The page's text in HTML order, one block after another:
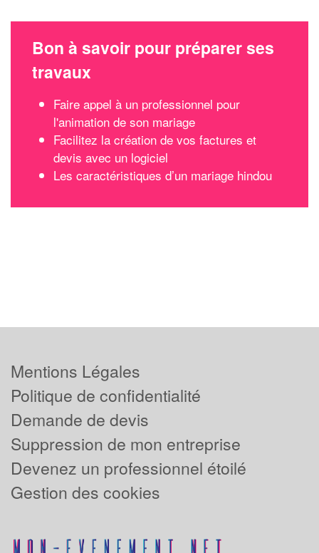
Bon à savoir pour préparer ses
travaux
Faire appel à un professionnel pour
l'animation de son mariage
Facilitez la création de vos factures et
devis avec un logiciel
Les caractéristiques d’un mariage hindou
Mentions Légales
Politique de confidentialité
Demande de devis
Suppression de mon entreprise
Devenez un professionnel étoilé
Gestion des cookies